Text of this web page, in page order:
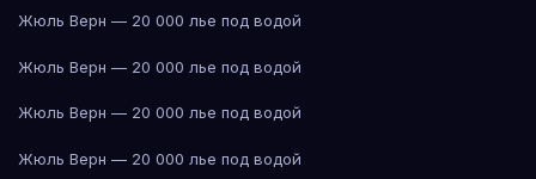
Жюль Верн — 20 000 лье под водой
Жюль Верн — 20 000 лье под водой
Жюль Верн — 20 000 лье под водой
Жюль Верн — 20 000 лье под водой